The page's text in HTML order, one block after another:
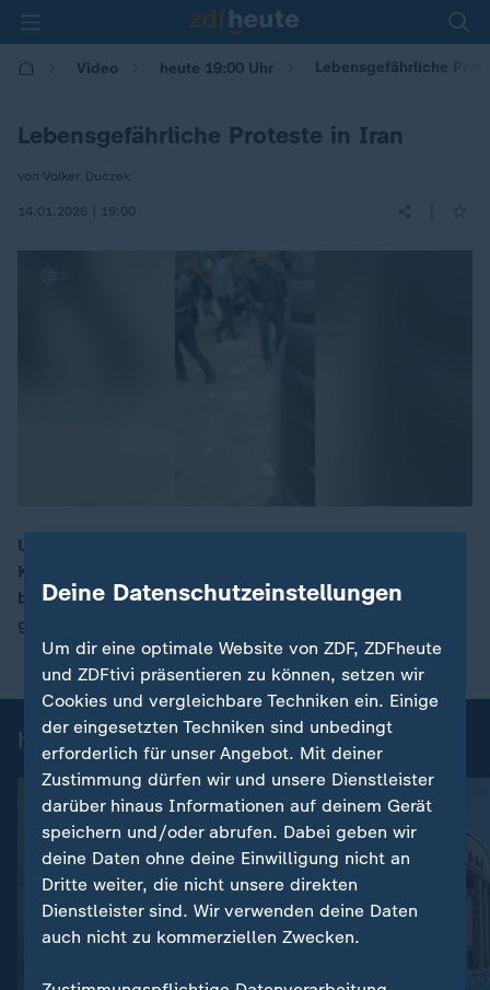
Video heute 19:00 Uhr Lebensgefährliche
Lebensgefährliche Proteste in Iran
von Volker Duczek
14.01.2026 | 19:00
00:16
US-Präsident Trump will Demonstranten in Iran beim
Kampf gegen das repressive Regime helfen – wie
bleibt unklar. Das iranische Regime geht mit Gewalt
gegen die Proteste vor.
heute 19:00 Uhr: Einzelbeiträge
Deine Datenschutzeinstellungen
Um dir eine optimale Website von ZDF, ZDFheute
und ZDFtivi präsentieren zu können, setzen wir
Cookies und vergleichbare Techniken ein. Einige
der eingesetzten Techniken sind unbedingt
erforderlich für unser Angebot. Mit deiner
Zustimmung dürfen wir und unsere Dienstleister
darüber hinaus Informationen auf deinem Gerät
speichern und/oder abrufen. Dabei geben wir
deine Daten ohne deine Einwilligung nicht an
Dritte weiter, die nicht unsere direkten
Dienstleister sind. Wir verwenden deine Daten
auch nicht zu kommerziellen Zwecken.